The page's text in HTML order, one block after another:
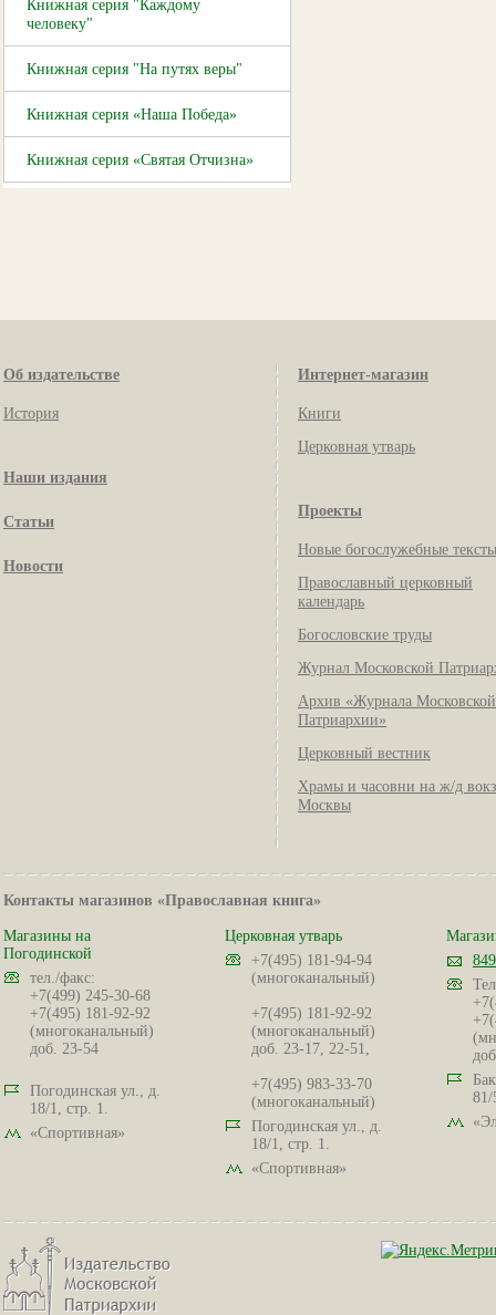
Книжная серия "Каждому
человеку"
Книжная серия "На путях веры"
Книжная серия «Наша Победа»
Книжная серия «Святая Отчизна»
Об издательстве
История
Наши издания
Статьи
Новости
Интернет-магазин
Книги
Церковная утварь
Проекты
Новые богослужебные тексты
Православный церковный
календарь
Богословские труды
Журнал Московской
Архив «Журнала Московской
Патриархии»
Церковный вестник
Храмы и часовни на ж/д
Москвы
Контакты магазинов «Православная книга»
Магазины на
Погодинской
тел./факс:
+7(499) 245-30-68
+7(495) 181-92-92
(многоканальный)
доб. 23-54
Погодинская ул., д.
18/1, стр. 1.
«Спортивная»
Церковная утварь
+7(495) 181-94-94
(многоканальный)
+7(495) 181-92-92
(многоканальный)
доб. 23-17, 22-51,
+7(495) 983-33-70
(многоканальный)
Погодинская ул., д.
18/1, стр. 1.
«Спортивная»
81/